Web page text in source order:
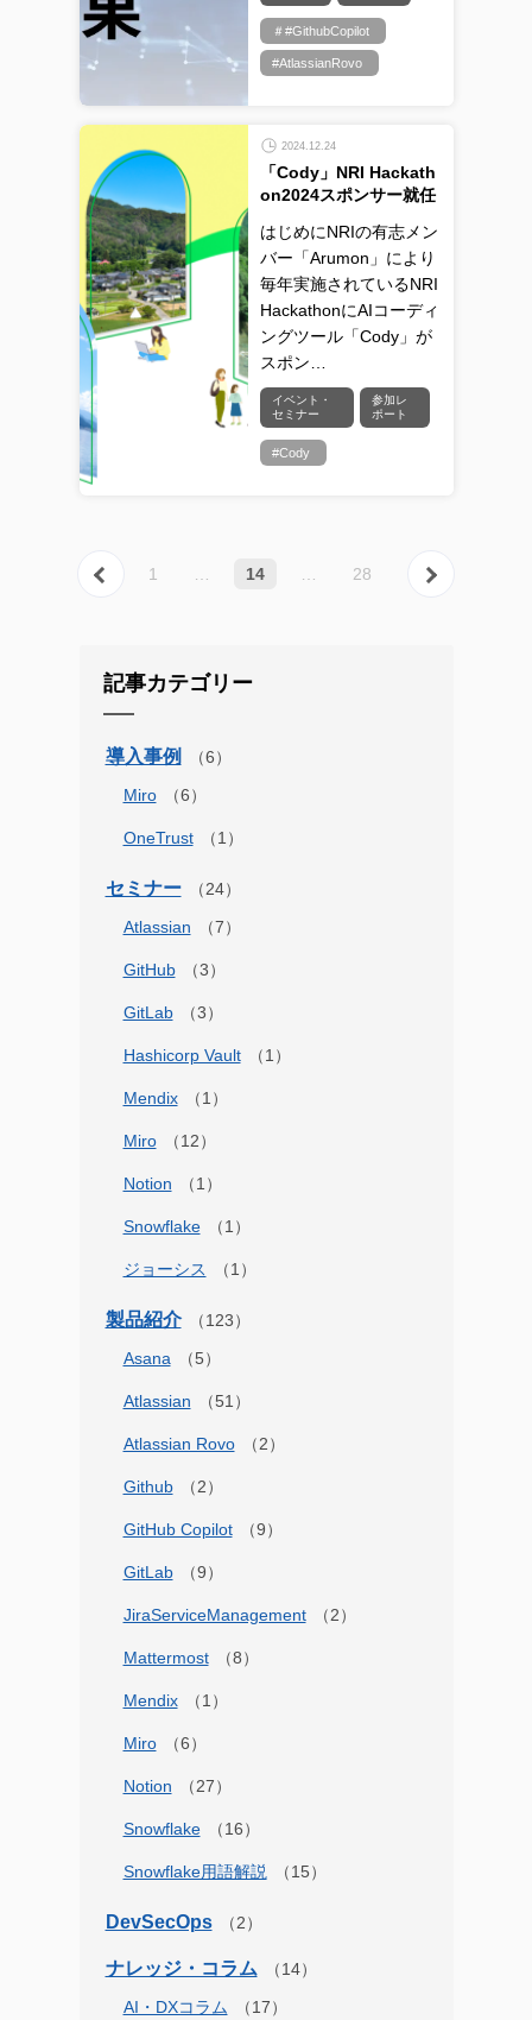
＃#GithubCopilot
#AtlassianRovo
2024.12.24
「Cody」NRI Hackath
on2024スポンサー就任
はじめにNRIの有志メン
バー「Arumon」により
毎年実施されているNRI
HackathonにAIコーディ
ングツール「Cody」が
スポン…
イベント・
セミナー
参加レ
ポート
#Cody
1 14 28
記事カテゴリー
導入事例
Miro
OneTrust
セミナー
Atlassian
GitHub
GitLab
Hashicorp Vault
Mendix
Miro
Notion
Snowflake
ジョーシス
製品紹介
Asana
Atlassian
Atlassian Rovo
Github
GitHub Copilot
GitLab
JiraServiceManagement
Mattermost
Mendix
Miro
Notion
Snowflake
Snowflake用語解説
DevSecOps
ナレッジ・コラム
AI・DXコラム